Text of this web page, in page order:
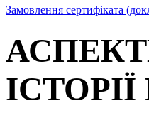
Замовлення сертифіката